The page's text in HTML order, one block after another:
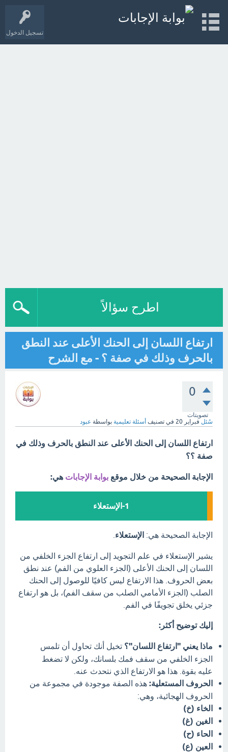
تسجيل الدخول
اطرح سؤالاً
ارتفاع اللسان إلى الحنك الأعلى عند النطق
بالحرف وذلك في صفة ؟ - مع الشرح
0
تصويتات
سُئل فبراير 20 في تصنيف أسئلة تعليمية بواسطة عبود
ارتفاع اللسان إلى الحنك الأعلى عند النطق بالحرف وذلك في
صفة ؟؟
الإجابة الصحيحة من خلال موقع بوابة الإجابات هي:
1-الإستعلاء
الإجابة الصحيحة هي: الإستعلاء
يشير الإستعلاء في علم التجويد إلى ارتفاع الجزء الخلفي من
اللسان إلى الحنك الأعلى (الجزء العلوي من الفم) عند نطق
بعض الحروف. هذا الارتفاع ليس كافيًا للوصول إلى الحنك
الصلب (الجزء الأمامي الصلب من سقف الفم)، بل هو ارتفاع
جزئي يخلق تجويفًا في الفم.
إليك توضيح أكثر:
ماذا يعني "ارتفاع اللسان"؟ تخيل أنك تحاول أن تلمس
الجزء الخلفي من سقف فمك بلسانك، ولكن لا تضغط
عليه بقوة. هذا هو الارتفاع الذي نتحدث عنه.
الحروف المستعلية: هذه الصفة موجودة في مجموعة من
الحروف الهجائية، وهي:
الخاء (خ)
الغين (غ)
الحاء (ح)
العين (ع)